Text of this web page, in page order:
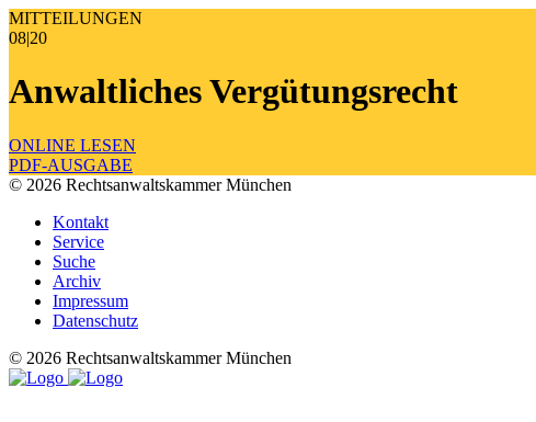
MITTEILUNGEN
08|20
Anwaltliches Vergütungsrecht
ONLINE LESEN
PDF-AUSGABE
© 2026 Rechtsanwaltskammer München
Kontakt
Service
Suche
Archiv
Impressum
Datenschutz
© 2026 Rechtsanwaltskammer München